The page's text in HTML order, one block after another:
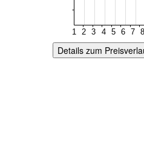
Details zum